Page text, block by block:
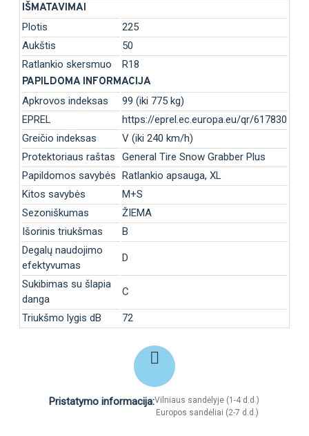
IŠMATAVIMAI
Plotis
225
Aukštis
50
Ratlankio skersmuo
R18
PAPILDOMA INFORMACIJA
Apkrovos indeksas
99 (iki 775 kg)
EPREL
https://eprel.ec.europa.eu/qr/617830
Greičio indeksas
V (iki 240 km/h)
Protektoriaus raštas
General Tire Snow Grabber Plus
Papildomos savybės Ratlankio apsauga, XL
Kitos savybės
M+S
Sezoniškumas
ŽIEMA
Išorinis triukšmas
B
Degalų naudojimo
efektyvumas
D
Sukibimas su šlapia
danga
C
Triukšmo lygis dB 72
Pristatymo informacija:Vilniaus sandėlyje (1-4 d.d.)
Europos sandėliai (2-7 d.d.)